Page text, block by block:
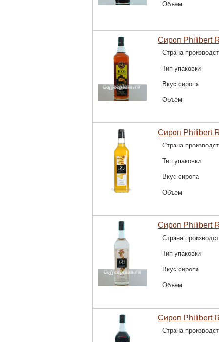
Объем
Сироп Philibert
Страна
Тип упаковки
Вкус сиропа
Объем
Сироп Philibert
Страна
Тип упаковки
Вкус сиропа
Объем
Сироп Philibert
Страна
Тип упаковки
Вкус сиропа
Объем
Сироп Philibert
Страна